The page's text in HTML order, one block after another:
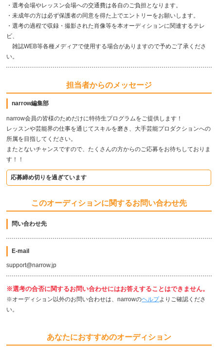
・選考会場やレッスン会場への交通費は各自のご負担となります。
・未成年の方は必ず保護者の同意を得た上でエントリーをお願いします。
・選考の過程で収録・撮影された肖像等を本オーディションに関連するテレ
ビ、
雑誌WEB等各種メディアで使用する場合がありますので予めご了承くださ
い。
担当者からのメッセージ
narrow編集部
narrow会員の皆様のためだけに特待生プログラムをご提供します！
レッスンや芸能界の仕事を通じてスキルを磨き、大手芸能プロダクションへの
所属を目指してください。
またとないチャンスですので、たくさんの方からのご応募をお待ちしておりま
す！！
応募締め切りを過ぎています
このオーディションに関するお問い合わせ先
問い合わせ先
E-mail
support@narrow.jp
※選考の合否に関するお問い合わせにはお答えすることはできません。
※オーディション以外のお問い合わせは、narrowのヘルプよりご確認くださ
い。
あなたにおすすめのオーディション